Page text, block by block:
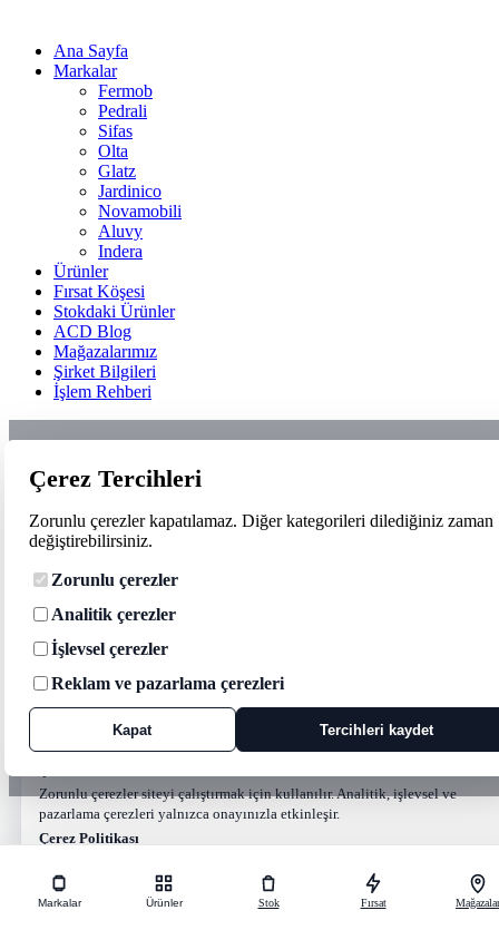
Markalar Ürünler Stok Fırsat Mağazalar
Ana Sayfa
Markalar
Fermob
Pedrali
Sifas
Olta
Glatz
Jardinico
Novamobili
Aluvy
Indera
Ürünler
Fırsat Köşesi
Stokdaki Ürünler
ACD Blog
Mağazalarımız
Şirket Bilgileri
İşlem Rehberi
Zorunlu çerezler siteyi çalıştırmak için kullanılır. Analitik, işlevsel ve
pazarlama çerezleri yalnızca onayınızla etkinleşir.
Çerez Politikası
Hepsini kabul et
Çerez Tercihleri
Zorunlu çerezler kapatılamaz. Diğer kategorileri dilediğiniz zaman
değiştirebilirsiniz.
Zorunlu çerezler
Analitik çerezler
İşlevsel çerezler
Reklam ve pazarlama çerezleri
Kapat Tercihleri kaydet